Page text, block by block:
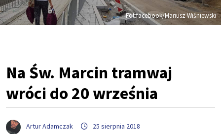
Fot:facebook/Mariusz Wiśniewski
Na Św. Marcin tramwaj
wróci do 20 września
Artur Adamczak 25 sierpnia 2018